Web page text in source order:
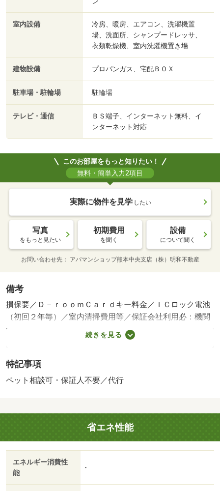
室内設備
冷房、暖房、エアコン、洗濯機置
場、洗面所、シャンプードレッサ、
衣類乾燥機、室内洗濯機置き場
建物設備 プロパンガス、宅配ＢＯＸ
駐車場・駐輪場 駐輪場
テレビ・通信
ＢＳ端子、インターネット無料、イ
ンターネット対応
このお部屋をもっと知りたい！
無料・簡単入力2項目
実際に物件を見学 したい
写真
をもっと見たい
初期費用
を聞く
設備
について聞く
お問い合わせ先 アパマンショップ熊本中央支店（株）明和不動産
備考
損保要／Ｄ－ｒｏｏｍＣａｒｄキー料金／ＩＣロック電池
（初回２年毎）／室内清掃費用等／保証会社利用必：機関
保証加入必須。 機関保証料は月額賃料等総額の３．４％
＋８００円／月（その他商品あり）／ペット相談／［退去
ガス料金はご契約前にＬＰガス事業者にご確認いただけま
す。 ルームクリーニング料金にエアコンクリーニング費
インターホン／浴室乾燥機／オートロック／室内洗濯置／
シューズボックス／システムキッチン／追焚機能浴室／温
水洗浄便座／駐輪場／宅配ボックス／即入居可／敷金不要
／対面式キッチン／ペット相談／ウォークインクロゼット
／保証人不要／ネット使用料不要／バス停徒歩３分以内／
セキュリティ会社加入済／全居室６畳以上／プロパンガス
続きを見る
特記事項
ペット相談可・保証人不要／代行
省エネ性能
エネルギー消費性
能
-